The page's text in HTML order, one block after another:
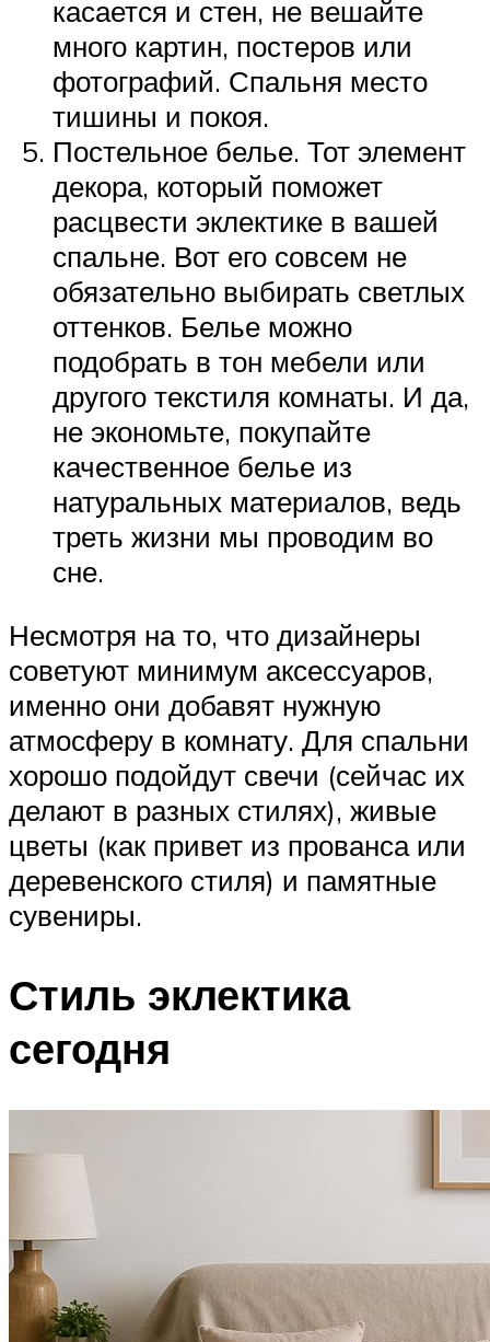
касается и стен, не вешайте
много картин, постеров или
фотографий. Спальня место
тишины и покоя.
Постельное белье. Тот элемент
декора, который поможет
расцвести эклектике в вашей
спальне. Вот его совсем не
обязательно выбирать светлых
оттенков. Белье можно
подобрать в тон мебели или
другого текстиля комнаты. И да,
не экономьте, покупайте
качественное белье из
натуральных материалов, ведь
треть жизни мы проводим во
сне.
Несмотря на то, что дизайнеры
советуют минимум аксессуаров,
именно они добавят нужную
атмосферу в комнату. Для спальни
хорошо подойдут свечи (сейчас их
делают в разных стилях), живые
цветы (как привет из прованса или
деревенского стиля) и памятные
сувениры.
Стиль эклектика
сегодня